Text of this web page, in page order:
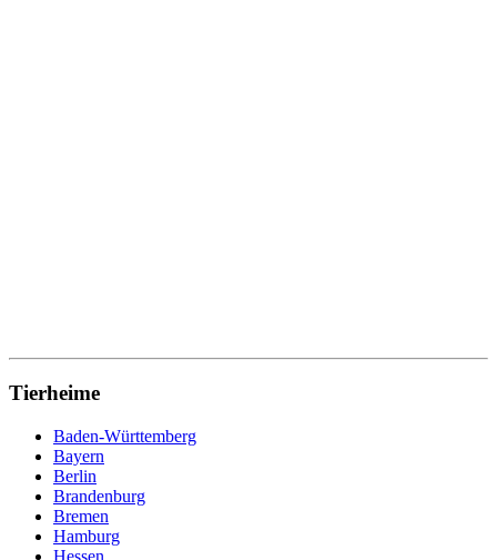
Tierheime
Baden-Württemberg
Bayern
Berlin
Brandenburg
Bremen
Hamburg
Hessen